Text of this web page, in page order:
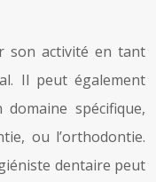
son activité en tant
Il peut également
spécifique,
ou l’orthodontie.
dentaire peut